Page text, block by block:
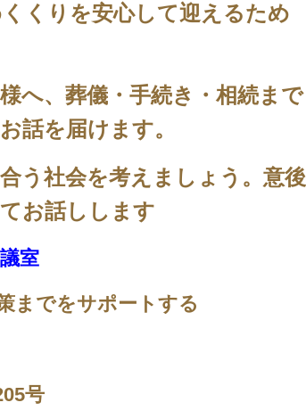
くりを安心して迎えるため
へ、葬儀・手続き・相続まで
話を届けます。
う社会を考えましょう。 意後
お話しします
室
までをサポートする
号